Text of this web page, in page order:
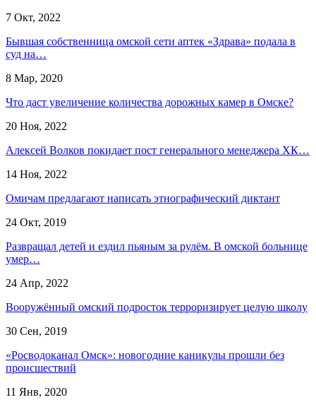
7 Окт, 2022
Бывшая собственница омской сети аптек «Здрава» подала в
суд на…
8 Мар, 2020
Что даст увеличение количества дорожных камер в Омске?
20 Ноя, 2022
Алексей Волков покидает пост генерального менеджера ХК…
14 Ноя, 2022
Омичам предлагают написать этнографический диктант
24 Окт, 2019
Развращал детей и ездил пьяным за рулём. В омской больнице
умер…
24 Апр, 2022
Вооружённый омский подросток терроризирует целую школу
30 Сен, 2019
«Росводоканал Омск»: новогодние каникулы прошли без
происшествий
11 Янв, 2020